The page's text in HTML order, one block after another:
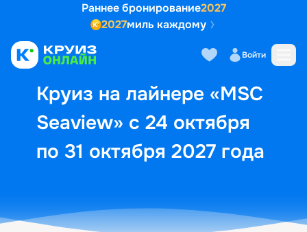
Раннее бронирование2027
2027миль каждому
Войти
Круиз на лайнере «MSC
Seaview» с 24 октября
по 31 октября 2027 года
Выбор кают Маршрут и